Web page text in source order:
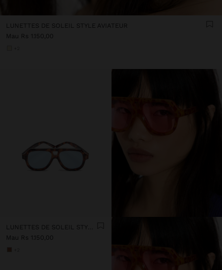
LUNETTES DE SOLEIL STYLE AVIATEUR
Mau Rs 1.150,00
LUNETTES DE SOLEIL STYLE AVIATEUR
Mau Rs 1.150,00